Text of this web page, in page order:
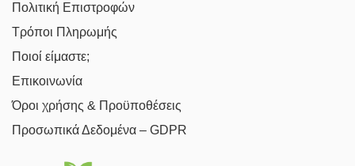
Πολιτική Επιστροφών
Τρόποι Πληρωμής
Ποιοί είμαστε;
Επικοινωνία
Όροι χρήσης & Προϋποθέσεις
Προσωπικά Δεδομένα – GDPR